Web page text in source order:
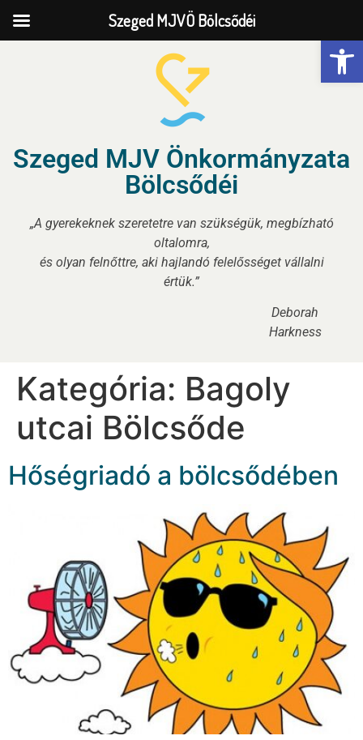
Szeged MJV Önkormányzata
Bölcsődéi
„A gyerekeknek szeretetre van szükségük, megbízható
oltalomra,
és olyan felnőttre, aki hajlandó felelősséget vállalni
értük.”
Deborah
Harkness
Kategória: Bagoly
utcai Bölcsőde
Hőségriadó a bölcsődében
Szeged MJVÖ Bölcsődéi